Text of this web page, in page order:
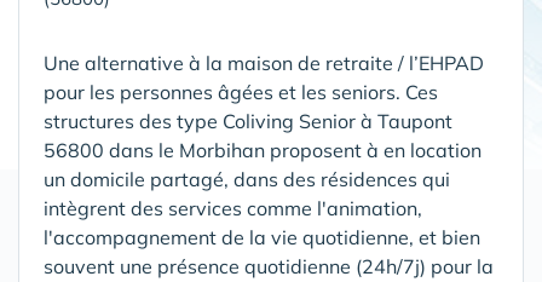
Une alternative à la maison de retraite / l’EHPAD
pour les personnes âgées et les seniors. Ces
structures des type Coliving Senior à Taupont
56800 dans le Morbihan proposent à en location
un domicile partagé, dans des résidences qui
intègrent des services comme l'animation,
l'accompagnement de la vie quotidienne, et bien
souvent une présence quotidienne (24h/7j) pour la